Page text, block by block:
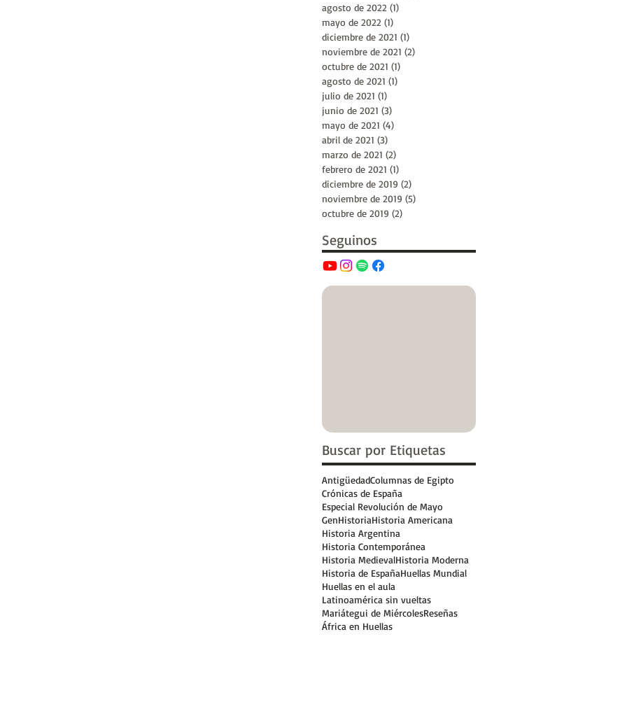
agosto de 2022 (1)
mayo de 2022 (1)
diciembre de 2021 (1)
noviembre de 2021 (2)
octubre de 2021 (1)
agosto de 2021 (1)
julio de 2021 (1)
junio de 2021 (3)
mayo de 2021 (4)
abril de 2021 (3)
marzo de 2021 (2)
febrero de 2021 (1)
diciembre de 2019 (2)
noviembre de 2019 (5)
octubre de 2019 (2)
Seguinos
Buscar por Etiquetas
AntigüedadColumnas de Egipto
Crónicas de España
Especial Revolución de Mayo
GenHistoriaHistoria Americana
Historia Argentina
Historia Contemporánea
Historia MedievalHistoria Moderna
Historia de EspañaHuellas Mundial
Huellas en el aula
Latinoamérica sin vueltas
Mariátegui de MiércolesReseñas
África en Huellas